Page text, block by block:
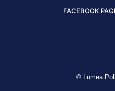
FACEBOOK
© Lumea